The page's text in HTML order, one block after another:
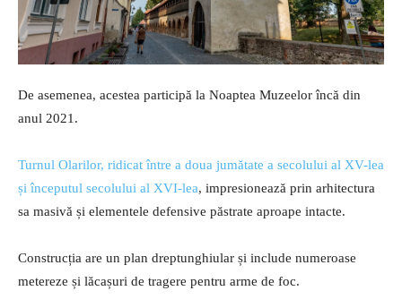
De asemenea, acestea participă la Noaptea Muzeelor încă din
anul 2021.
Turnul Olarilor, ridicat între a doua jumătate a secolului al XV-lea
și începutul secolului al XVI-lea, impresionează prin arhitectura
sa masivă și elementele defensive păstrate aproape intacte.
Construcția are un plan dreptunghiular și include numeroase
metereze și lăcașuri de tragere pentru arme de foc.